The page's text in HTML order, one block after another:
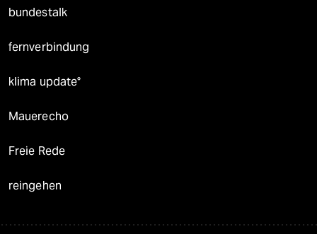
bundestalk
fernverbindung
klima update°
Mauerecho
Freie Rede
reingehen